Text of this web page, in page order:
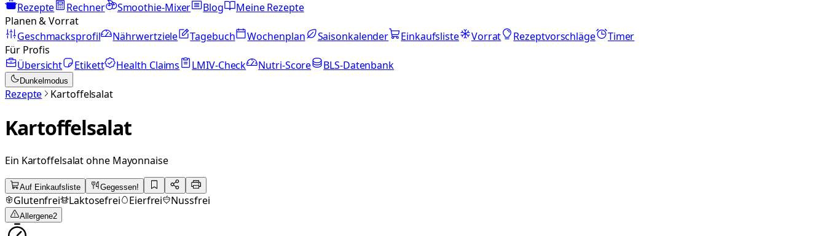
Rezepte
Rechner Smoothie-Mixer Blog
Meine Rezepte
Planen & Vorrat
Geschmacksprofil
Nährwertziele Tagebuch Wochenplan Saisonkalender Einkaufsliste Vorrat Rezeptvorschläge
Timer
Für Profis
Übersicht
Etikett Health Claims LMIV-Check Nutri-Score BLS-Datenbank
Dunkelmodus
Rezepte Kartoffelsalat
Kartoffelsalat
Ein Kartoffelsalat ohne Mayonnaise
Auf Einkaufsliste Gegessen!
Glutenfrei Laktosefrei Eierfrei Nussfrei
Allergene2